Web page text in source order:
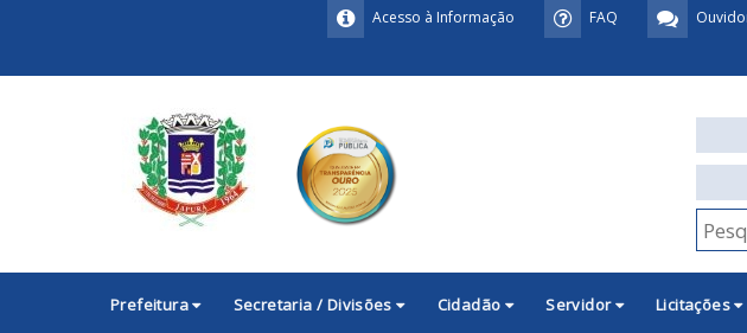
FAQ
Acesso à Informação
Prefeitura Secretaria / Divisões Cidadão Servidor Licitações